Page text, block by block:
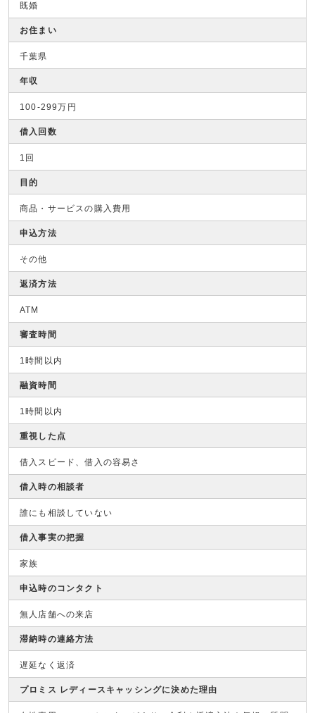
既婚
お住まい
千葉県
年収
100-299万円
借入回数
1回
目的
商品・サービスの購入費用
申込方法
その他
返済方法
ATM
審査時間
1時間以内
融資時間
1時間以内
重視した点
借入スピード、借入の容易さ
借入時の相談者
誰にも相談していない
借入事実の把握
家族
申込時のコンタクト
無人店舗への来店
滞納時の連絡方法
遅延なく返済
プロミス レディースキャッシングに決めた理由